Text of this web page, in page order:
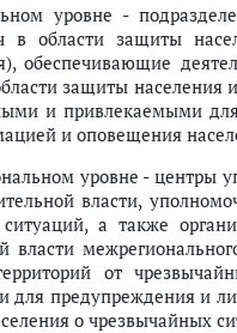
уровне -
в области защиты
обеспечивающие
защиты населения
и привлекаемыми
и оповещения
уровне - центры
власти,
а также
власти
от
для предупреждения и
о чрезвычайных